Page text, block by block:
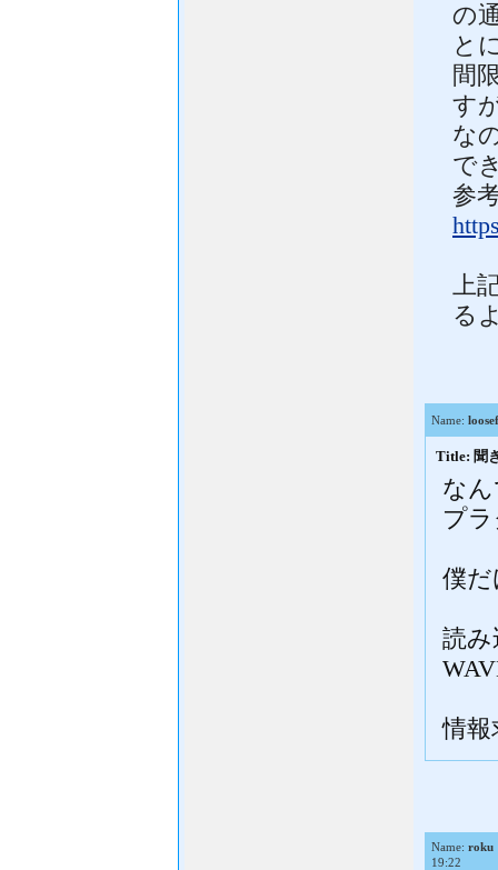
の
と
間
す
な
で
参
上
る
Name:
Title: 聞
な
プ
僕
読
情報
Name: roku
19:22